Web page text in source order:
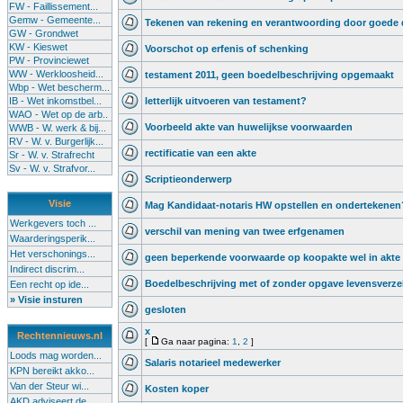
FW - Faillissement...
Gemw - Gemeente...
GW - Grondwet
KW - Kieswet
PW - Provinciewet
WW - Werkloosheid...
Wbp - Wet bescherm...
IB - Wet inkomstbel...
WAO - Wet op de arb..
WWB - W. werk & bij...
RV - W. v. Burgerlijk...
Sr - W. v. Strafrecht
Sv - W. v. Strafvor...
Visie
Werkgevers toch ...
Waarderingsperik...
Het verschonings...
Indirect discrim...
Een recht op ide...
» Visie insturen
Rechtennieuws.nl
Loods mag worden...
KPN bereikt akko...
Van der Steur wi...
Tekenen van rekening en verantwoording door goede
Voorschot op erfenis of schenking
testament 2011, geen boedelbeschrijving opgemaakt
letterlijk uitvoeren van testament?
Voorbeeld akte van huwelijkse voorwaarden
rectificatie van een akte
Scriptieonderwerp
Mag Kandidaat-notaris HW opstellen en
verschil van mening van twee erfgenamen
geen beperkende voorwaarde op koopakte wel in akte
Boedelbeschrijving met of zonder opgave
gesloten
x
[ Ga naar pagina: 1 2 ]
Salaris notarieel medewerker
Kosten koper